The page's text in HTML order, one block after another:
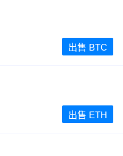
出售 BTC
出售 ETH